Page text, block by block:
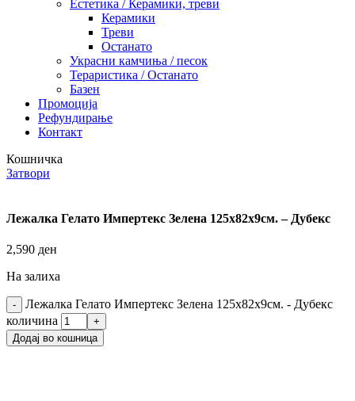
Естетика / Керамики, треви
Керамики
Треви
Останато
Украсни камчиња / песок
Тераристика / Останато
Базен
Промоција
Рефундирање
Контакт
Кошничка
Затвори
Лежалка Гелато Импертекс Зелена 125х82х9см. – Дубекс
2,590 ден
На залиха
Лежалка Гелато Импертекс Зелена 125х82х9см. - Дубекс
количина
Додај во кошница